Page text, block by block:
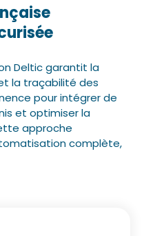
Deltic garantit la
la traçabilité des
pour intégrer de
et optimiser la
approche
complète,